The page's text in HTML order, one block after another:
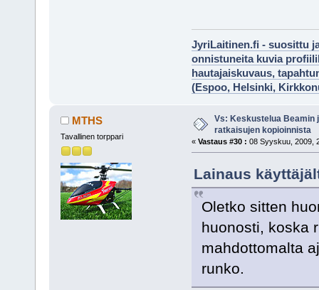
JyriLaitinen.fi - suosittu
onnistuneita kuvia
hautajaiskuvaus,
(Espoo, Helsinki,
MTHS
Tavallinen torppari
Vs: Keskustelua Beamin
ratkaisujen kopioinnista
« Vastaus #30 : 08 Syyskuu, 2009,
Lainaus
Oletko sitten
huonosti, koska
mahdottomalta
runko.